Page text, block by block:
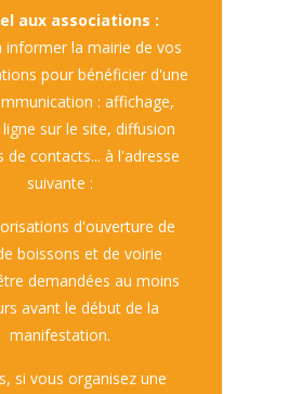
aux associations :
informer la mairie de vos
pour bénéficier d'une
: affichage,
sur le site, diffusion
de contacts... à l'adresse
suivante :
d'ouverture de
boissons et de voirie
demandées au moins
avant le début de la
manifestation.
si vous organisez une